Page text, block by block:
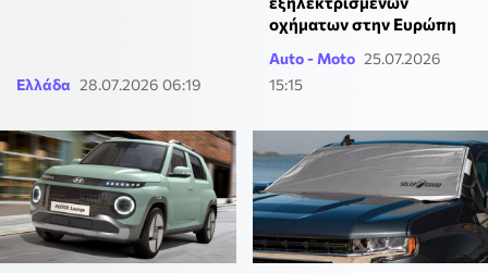
Ελλάδα 28.07.2026 06:19
οχήματων στην Ευρώπη
Auto - Moto 25.07.2026
15:15